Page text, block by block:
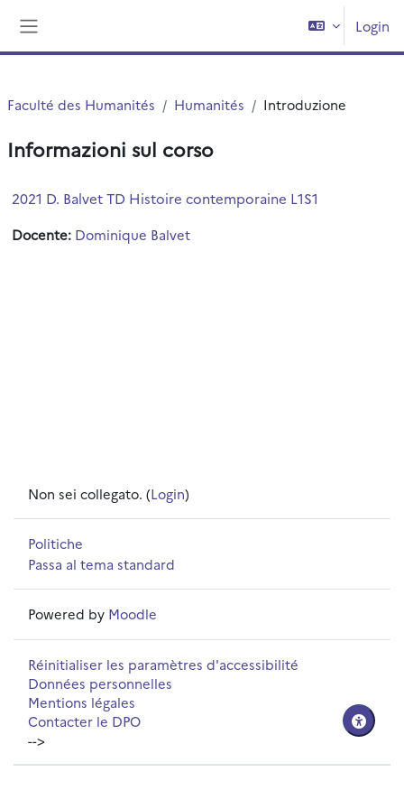
Login
Faculté des Humanités Humanités Introduzione
Informazioni sul corso
2021 D. Balvet TD Histoire contemporaine L1S1
Docente: Dominique Balvet
Non sei collegato. (Login)
Politiche
Passa al tema standard
Powered by Moodle
Réinitialiser les paramètres d'accessibilité
Données personnelles
Mentions légales
Contacter le DPO
-->